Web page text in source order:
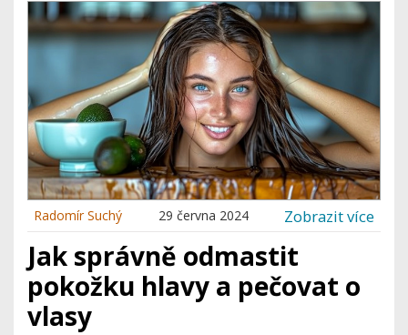
Radomír Suchý 29 června 2024 Zobrazit více
Jak správně odmastit
pokožku hlavy a pečovat o
vlasy